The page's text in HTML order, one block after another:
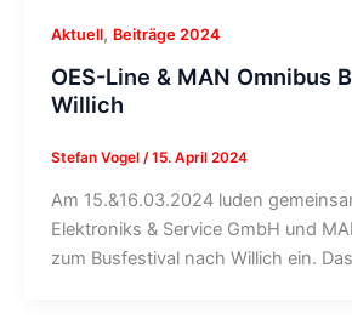
Aktuell, Beiträge 2024
OES-Line & MAN Omnibus
Willich
Stefan Vogel /15. April 2024
Am 15.&16.03.2024 luden
Elektroniks & Service GmbH und
zum Busfestival nach Willich ein.